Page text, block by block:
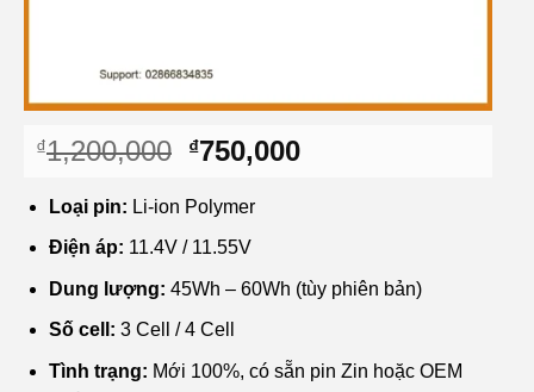
₫1,200,000 Giá
là:
₫1,200,000.
₫750,000Giá
Loại pin: Li-ion Polymer
Điện áp: 11.4V / 11.55V
Dung lượng: 45Wh – 60Wh (tùy phiên bản)
Số cell: 3 Cell / 4 Cell
Tình trạng: Mới 100%, có sẵn pin Zin hoặc OEM